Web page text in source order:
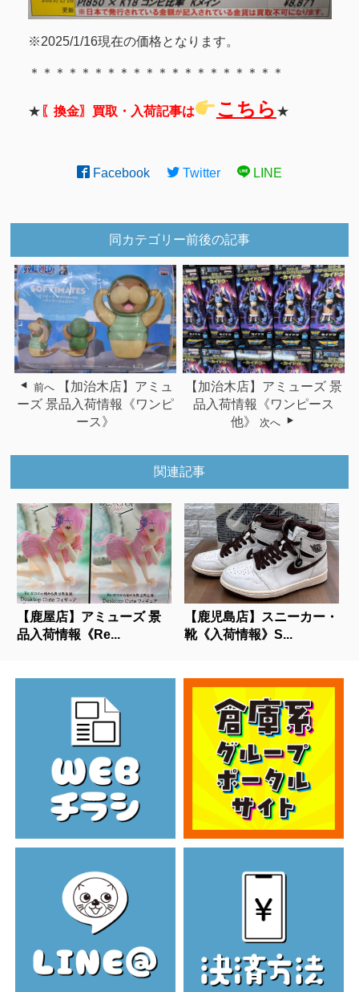
※2025/1/16現在の価格となります。
＊＊＊＊＊＊＊＊＊＊＊＊＊＊＊＊＊＊＊＊
★ 〖換金〗買取・入荷記事は こちら ★
Facebook Twitter LINE
同カテゴリー前後の記事
前へ
【加治木店】アミュ
ーズ 景品入荷情報《ワンピ
ース》
【加治木店】アミューズ 景
品入荷情報《ワンピース
他》
次へ
関連記事
【鹿屋店】アミューズ 景
品入荷情報《Re...
【鹿児島店】スニーカー・
靴《入荷情報》S...